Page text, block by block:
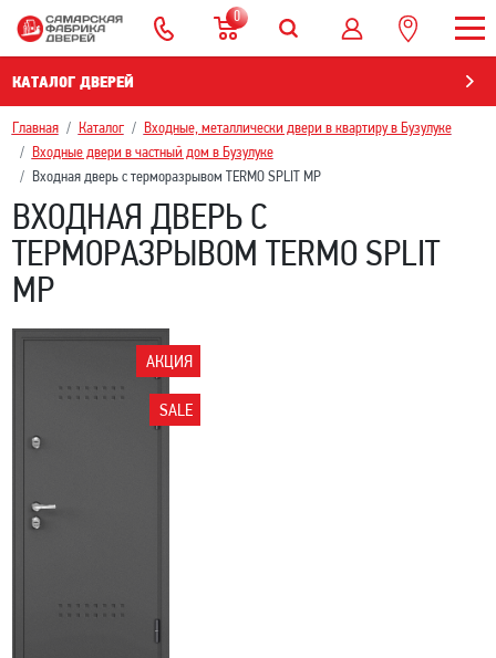
0
КАТАЛОГ ДВЕРЕЙ
Главная Каталог
Входные, металлически двери в квартиру в Бузулуке
Входные двери в частный дом в Бузулуке
Входная дверь с терморазрывом TERMO SPLIT MP
ВХОДНАЯ ДВЕРЬ С
ТЕРМОРАЗРЫВОМ TERMO SPLIT
MP
АКЦИЯ
SALE